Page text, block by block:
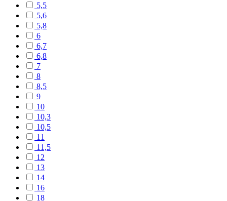
5,5
5,6
5,8
6
6,7
6,8
7
8
8,5
9
10
10,3
10,5
11
11,5
12
13
14
16
18